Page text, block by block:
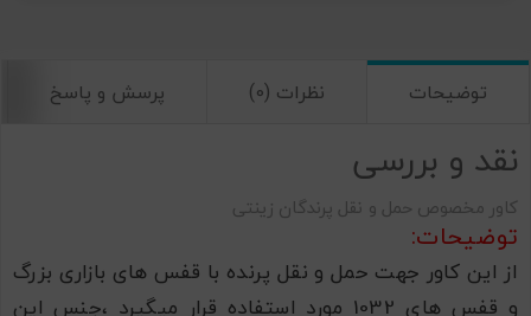
توضیحات نظرات (0) پرسش و پاسخ
نقد و بررسی
کاور مخصوص حمل و نقل پرندگان زینتی
توضیحات:
از این کاور جهت حمل و نقل پرنده با قفس های بازاری بزرگ
و قفس های 1032 مورد استفاده قرار میگیرد ،جنس این